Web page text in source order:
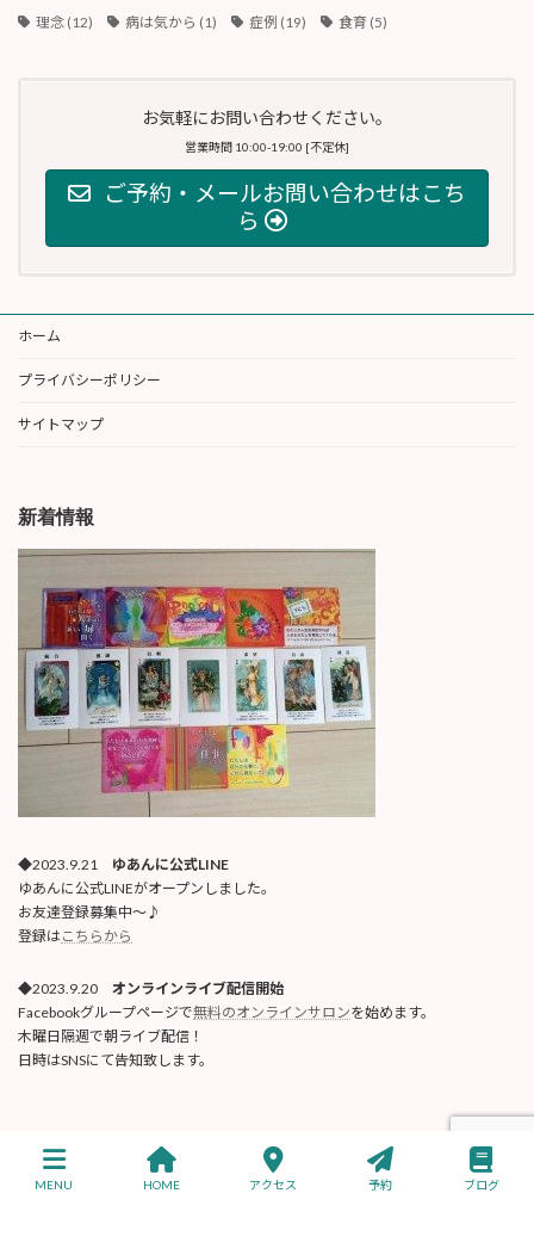
理念(12) 病は気から (1) 症例 (19) 食育 (5)
お気軽にお問い合わせください。
営業時間 10:00-19:00 [不定休]
ご予約・メールお問い合わせはこち
ら
ホーム
プライバシーポリシー
サイトマップ
新着情報
◆2023.9.21 ゆあんに公式LINE
ゆあんに公式LINEがオープンしました。
お友達登録募集中〜♪
登録はこちらから
◆2023.9.20 オンラインライブ配信開始
Facebookグループページで無料のオンラインサロンを始めます。
木曜日隔週で朝ライブ配信！
日時はSNSにて告知致します。
MENU HOME アクセス 予約 ブログ